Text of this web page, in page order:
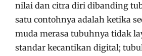
nilai dan citra diri dibanding
satu contohnya adalah ketika
muda merasa tubuhnya tidak
standar kecantikan digital;